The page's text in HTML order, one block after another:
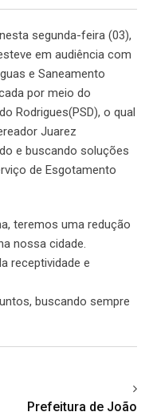
segunda-feira (03),
em audiência com
e Saneamento
por meio do
Rodrigues(PSD), o qual
Juarez
e buscando soluções
de Esgotamento
teremos uma redução
nossa cidade.
receptividade e
buscando sempre
Prefeitura de João